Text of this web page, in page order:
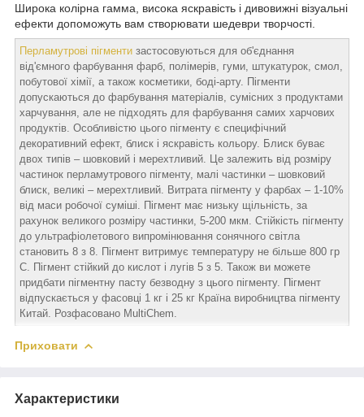
Широка колірна гамма, висока яскравість і дивовижні візуальні
ефекти допоможуть вам створювати шедеври творчості.
Перламутрові пігменти застосовуються для об'єднання
від'ємного фарбування фарб, полімерів, гуми, штукатурок, смол,
побутової хімії, а також косметики, боді-арту. Пігменти
допускаються до фарбування матеріалів, сумісних з продуктами
харчування, але не підходять для фарбування самих харчових
продуктів. Особливістю цього пігменту є специфічний
декоративний ефект, блиск і яскравість кольору. Блиск буває
двох типів – шовковий і мерехтливий. Це залежить від розміру
частинок перламутрового пігменту, малі частинки – шовковий
блиск, великі – мерехтливий. Витрата пігменту у фарбах – 1-10%
від маси робочої суміші. Пігмент має низьку щільність, за
рахунок великого розміру частинки, 5-200 мкм. Стійкість пігменту
до ультрафіолетового випромінювання сонячного світла
становить 8 з 8. Пігмент витримує температуру не більше 800 гр
С. Пігмент стійкий до кислот і лугів 5 з 5. Також ви можете
придбати пігментну пасту безводну з цього пігменту. Пігмент
відпускається у фасовці 1 кг і 25 кг Країна виробництва пігменту
Китай. Розфасовано MultiChem.
Приховати
Характеристики